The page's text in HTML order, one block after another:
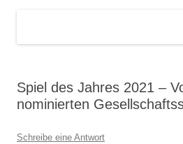
Spiel des Jahres 2021 –
nominierten
Schreibe eine Antwort